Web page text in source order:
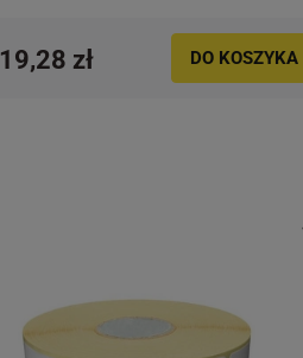
19,28 zł DO KOSZYKA